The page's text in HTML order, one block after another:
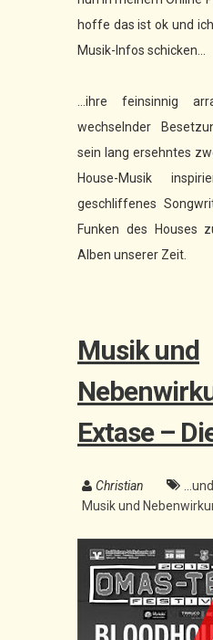
hoffe das ist ok und
Musik-Infos schicken...
...ihre feinsinnig
wechselnder
sein lang ersehntes
House-Musik
geschliffenes
Funken des Houses
Alben unserer Zeit.
Musik und
Extase –
Christian
Musik und